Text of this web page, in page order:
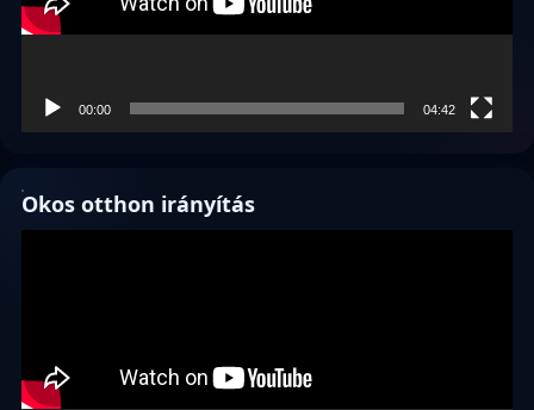
00:00 04:42
Okos otthon irányítás